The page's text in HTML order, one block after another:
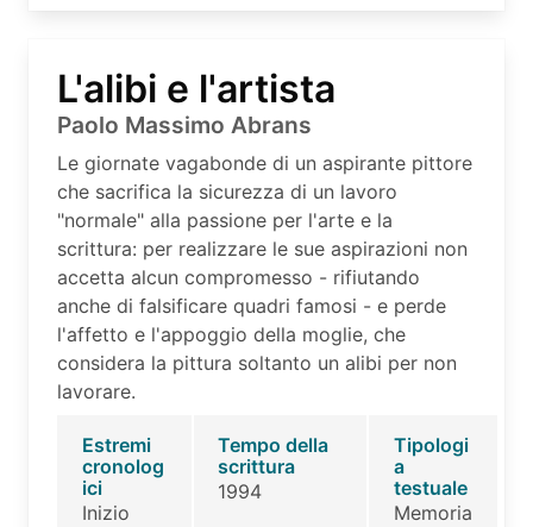
L'alibi e l'artista
Paolo Massimo Abrans
Le giornate vagabonde di un aspirante pittore
che sacrifica la sicurezza di un lavoro
"normale" alla passione per l'arte e la
scrittura: per realizzare le sue aspirazioni non
accetta alcun compromesso - rifiutando
anche di falsificare quadri famosi - e perde
l'affetto e l'appoggio della moglie, che
considera la pittura soltanto un alibi per non
lavorare.
Estremi
cronolog
ici
Inizio
Tempo della
scrittura
1994
Tipologi
a
testuale
Memoria